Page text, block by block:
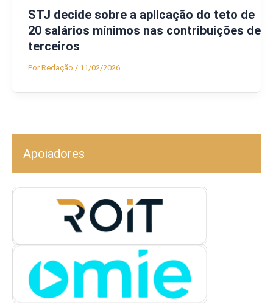
STJ decide sobre a aplicação do teto de
20 salários mínimos nas contribuições de
terceiros
PorRedação / 11/02/2026
Apoiadores